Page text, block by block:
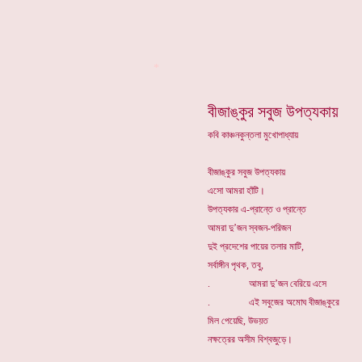
বীজাঙ্কুর সবুজ উপত্যকায়
কবি কাঞ্চনকুন্তলা মুখোপাধ্যায়
বীজাঙ্কুর সবুজ উপত্যকায়
এসো আমরা হাঁটি।
উপত্যকার এ-প্রান্তে ও প্রান্তে
আমরা দু’জন স্বজন-পরিজন
দুই প্রদেশের পায়ের তলার মাটি,
সর্বাঙ্গীন পৃথক, তবু,
. আমরা দু’জন বেরিয়ে এসে
. এই সবুজের অমোঘ বীজাঙ্কুরে
মিল পেয়েছি, উভয়ত
নক্ষত্রের অসীম বিশ্বজুড়ে।